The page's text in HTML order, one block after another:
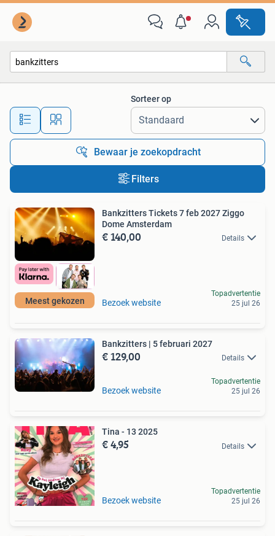
Alle afstanden…
Sorteer op
Bewaar je zoekopdracht
Filters
Meest gekozen
Bankzitters Tickets 7 feb 2027 Ziggo
Dome Amsterdam
€ 140,00 Details
Bezoek website
Topadvertentie
25 jul 26
Bankzitters | 5 februari 2027
€ 129,00 Details
Bezoek website
Topadvertentie
25 jul 26
Tina - 13 2025
€ 4,95 Details
Bezoek website
Topadvertentie
25 jul 26